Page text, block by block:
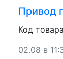
Привод
Код
02.08 в